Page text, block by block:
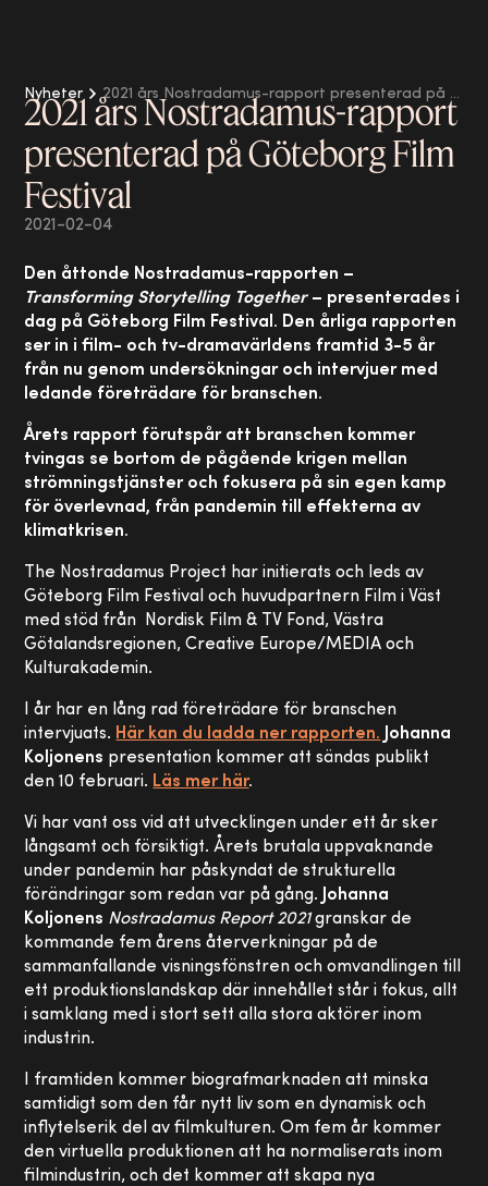
Nyheter 2021 års Nostradamus-rapport presenterad på Göteborg Film Festival
2021 års Nostradamus-rapport
presenterad på Göteborg Film
Festival
2021-02-04
Den åttonde Nostradamus-rapporten –
Transforming Storytelling Together– presenterades i
dag på Göteborg Film Festival. Den årliga rapporten
ser in i film- och tv-dramavärldens framtid 3-5 år
från nu genom undersökningar och intervjuer med
ledande företrädare för branschen.
Årets rapport förutspår att branschen kommer
tvingas se bortom de pågående krigen mellan
strömningstjänster och fokusera på sin egen kamp
för överlevnad, från pandemin till effekterna av
klimatkrisen.
The Nostradamus Project har initierats och leds av
Göteborg Film Festival och huvudpartnern Film i Väst
med stöd från Nordisk Film & TV Fond, Västra
Götalandsregionen, Creative Europe/MEDIA och
Kulturakademin.
I år har en lång rad företrädare för branschen
intervjuats. Här kan du ladda ner rapporten.
Johanna
Koljonens presentation kommer att sändas publikt
den 10 februari. Läs mer här.
Vi har vant oss vid att utvecklingen under ett år sker
långsamt och försiktigt. Årets brutala uppvaknande
under pandemin har påskyndat de strukturella
förändringar som redan var på gång.
Johanna
Koljonens Nostradamus Report 2021granskar de
kommande fem årens återverkningar på de
sammanfallande visningsfönstren och omvandlingen till
ett produktionslandskap där innehållet står i fokus, allt
i samklang med i stort sett alla stora aktörer inom
industrin.
I framtiden kommer biografmarknaden att minska
samtidigt som den får nytt liv som en dynamisk och
inflytelserik del av filmkulturen. Om fem år kommer
den virtuella produktionen att ha normaliserats inom
filmindustrin, och det kommer att skapa nya